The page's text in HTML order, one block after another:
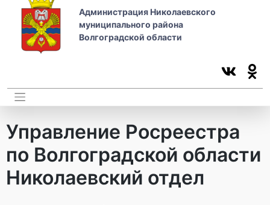
Администрация Николаевского
муниципального района
Волгоградской области
Управление Росреестра
по Волгоградской области
Николаевский отдел